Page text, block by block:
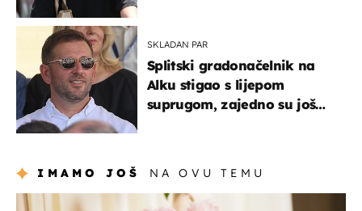
SKLADAN PAR
Splitski gradonačelnik na
Alku stigao s lijepom
suprugom, zajedno su još
IMAMO JOŠ NA OVU TEMU
moda & ljepota